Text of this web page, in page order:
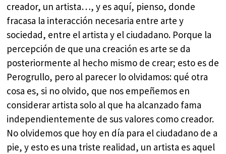
creador, un artista…, y es aquí, pienso, donde
fracasa la interacción necesaria entre arte y
sociedad, entre el artista y el ciudadano. Porque la
percepción de que una creación es arte se da
posteriormente al hecho mismo de crear; esto es de
Perogrullo, pero al parecer lo olvidamos: qué otra
cosa es, si no olvido, que nos empeñemos en
considerar artista solo al que ha alcanzado fama
independientemente de sus valores como creador.
No olvidemos que hoy en día para el ciudadano de a
pie, y esto es una triste realidad, un artista es aquel